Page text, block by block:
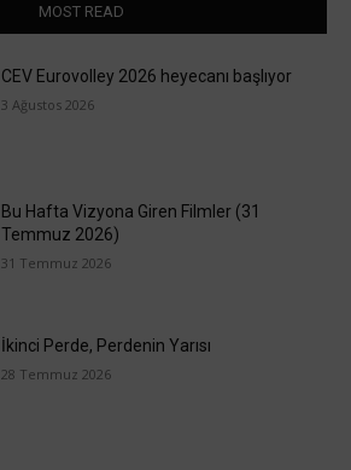
MOST READ
CEV Eurovolley 2026 heyecanı başlıyor
3 Ağustos 2026
Bu Hafta Vizyona Giren Filmler (31
Temmuz 2026)
31 Temmuz 2026
İkinci Perde, Perdenin Yarısı
28 Temmuz 2026